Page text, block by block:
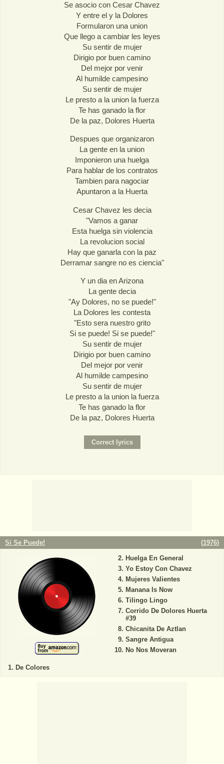
Se asocio con Cesar Chavez
Y entre el y la Dolores
Formularon una union
Que llego a cambiar les leyes
Su sentir de mujer
Dirigio por buen camino
Del mejor por venir
Al humilde campesino
Su sentir de mujer
Le presto a la union la fuerza
Te has ganado la flor
De la paz, Dolores Huerta
Despues que organizaron
La gente en la union
Imponieron una huelga
Para hablar de los contratos
Tambien para nagociar
Apuntaron a la Huerta
Cesar Chavez les decia
"Vamos a ganar
Esta huelga sin violencia
La revolucion social
Hay que ganarla con la paz
Derramar sangre no es ciencia"
Y un dia en Arizona
La gente decia
"Ay Dolores, no se puede!"
La Dolores les contesta
"Esto sera nuestro grito
Si se puede! Si se puede!"
Su sentir de mujer
Dirigio por buen camino
Del mejor por venir
Al humilde campesino
Su sentir de mujer
Le presto a la union la fuerza
Te has ganado la flor
De la paz, Dolores Huerta
Si Se Puede! (1976)
De Colores
Huelga En General
Yo Estoy Con Chavez
Mujeres Valientes
Manana Is Now
Tilingo Lingo
Corrido De Dolores Huerta
#39
Chicanita De Aztlan
Sangre Antigua
No Nos Moveran